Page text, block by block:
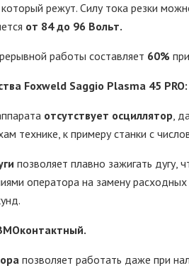
режут. Силу тока резки
от 84 до 96 Вольт.
работы составляет 60%
Foxweld Saggio Plasma 45 PRO:
отсутствует осциллятор,
технике, к примеру станки с
позволяет плавно зажигать дугу,
оператора на замену
позволяет работать даже при